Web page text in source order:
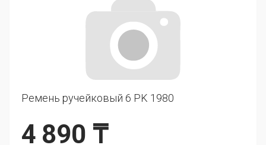
Ремень ручейковый 6 PK 1980
4 890 ₸